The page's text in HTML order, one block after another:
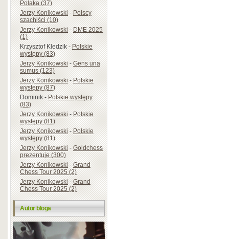
Polaka (37)
Jerzy Konikowski-Polscy
szachiści (10)
Jerzy Konikowski-DME 2025
(1)
Krzysztof Kledzik-Polskie
występy (83)
Jerzy Konikowski-Gens una
sumus (123)
Jerzy Konikowski-Polskie
występy (87)
Dominik-Polskie występy
(83)
Jerzy Konikowski-Polskie
występy (81)
Jerzy Konikowski-Polskie
występy (81)
Jerzy Konikowski-Goldchess
prezentuje (300)
Jerzy Konikowski-Grand
Chess Tour 2025 (2)
Jerzy Konikowski-Grand
Chess Tour 2025 (2)
Autor bloga